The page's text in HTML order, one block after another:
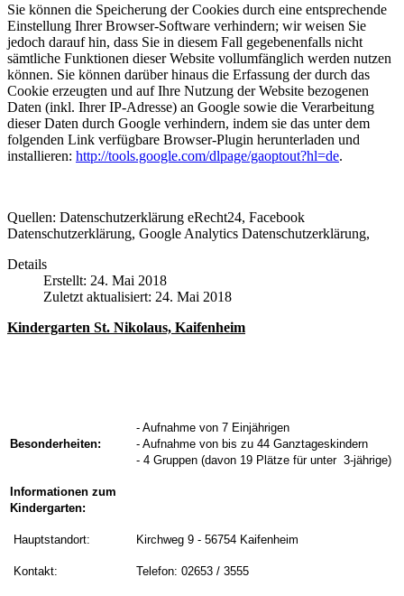
Sie können die Speicherung der Cookies durch eine entsprechende
Einstellung Ihrer Browser-Software verhindern; wir weisen Sie
jedoch darauf hin, dass Sie in diesem Fall gegebenenfalls nicht
sämtliche Funktionen dieser Website vollumfänglich werden nutzen
können. Sie können darüber hinaus die Erfassung der durch das
Cookie erzeugten und auf Ihre Nutzung der Website bezogenen
Daten (inkl. Ihrer IP-Adresse) an Google sowie die Verarbeitung
dieser Daten durch Google verhindern, indem sie das unter dem
folgenden Link verfügbare Browser-Plugin herunterladen und
installieren: http://tools.google.com/dlpage/gaoptout?hl=de.
Quellen: Datenschutzerklärung eRecht24, Facebook
Datenschutzerklärung, Google Analytics Datenschutzerklärung,
Details
Erstellt: 24. Mai 2018
Zuletzt aktualisiert: 24. Mai 2018
Kindergarten St. Nikolaus, Kaifenheim
Besonderheiten:
- Aufnahme von 7 Einjährigen
- Aufnahme von bis zu 44 Ganztageskindern
- 4 Gruppen (davon 19 Plätze für unter 3-jährige)
Informationen zum
Kindergarten:
Hauptstandort: Kirchweg 9 - 56754 Kaifenheim
Kontakt: Telefon: 02653 / 3555